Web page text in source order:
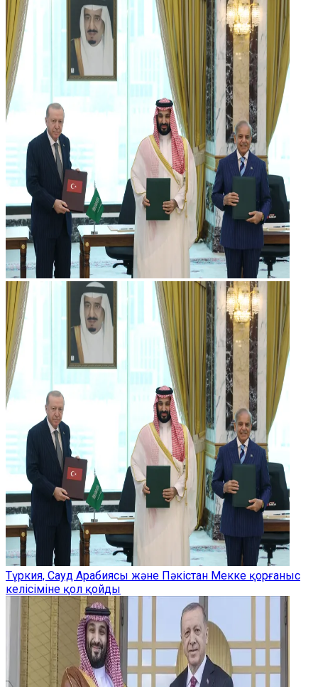
Түркия, Сауд Арабиясы және Пәкістан Мекке қорғаныс
келісіміне қол қойды